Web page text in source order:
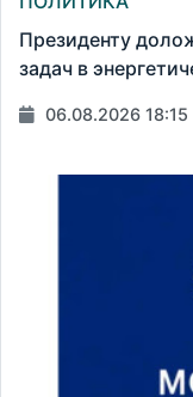
Президенту
задач в
06.08.2026 18:15